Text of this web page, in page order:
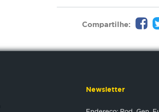
Compartilhe:
Newsletter